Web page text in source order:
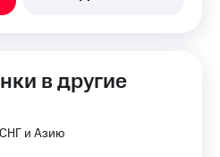
в другие
и Азию